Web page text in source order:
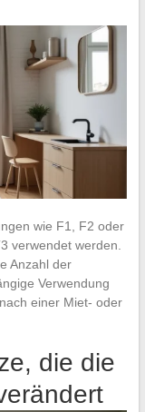
wie F1, F2 oder
verwendet werden.
Anzahl der
Verwendung
einer Miet- oder
die die